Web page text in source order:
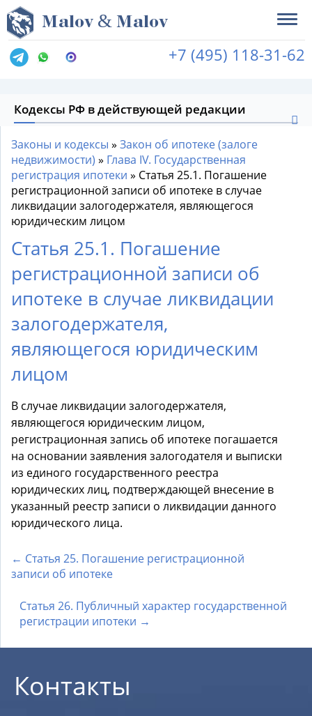
Malov & Malov
+7 (495) 118-31-62
Кодексы РФ в действующей редакции
Законы и кодексы » Закон об ипотеке (залоге
недвижимости) » Глава IV. Государственная
регистрация ипотеки » Статья 25.1. Погашение
регистрационной записи об ипотеке в случае
ликвидации залогодержателя, являющегося
юридическим лицом
Статья 25.1. Погашение
регистрационной записи об
ипотеке в случае ликвидации
залогодержателя,
являющегося юридическим
лицом
В случае ликвидации залогодержателя,
являющегося юридическим лицом,
регистрационная запись об ипотеке погашается
на основании заявления залогодателя и выписки
из единого государственного реестра
юридических лиц, подтверждающей внесение в
указанный реестр записи о ликвидации данного
юридического лица.
← Статья 25. Погашение регистрационной
записи об ипотеке
Статья 26. Публичный характер государственной
регистрации ипотеки →
Контакты